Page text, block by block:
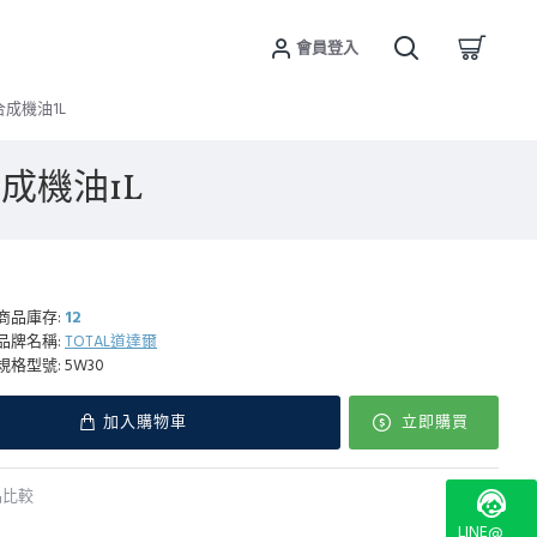
會員登入
成機油1L
機油1L
品庫存: 12
牌名稱: TOTAL道達爾
格型號: 5W30
加入購物車 立即購買
較
LINE@